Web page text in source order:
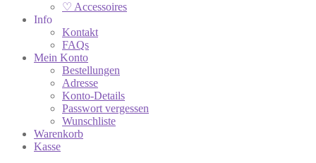
♡ Accessoires
Info
Kontakt
FAQs
Mein Konto
Bestellungen
Adresse
Konto-Details
Passwort vergessen
Wunschliste
Warenkorb
Kasse